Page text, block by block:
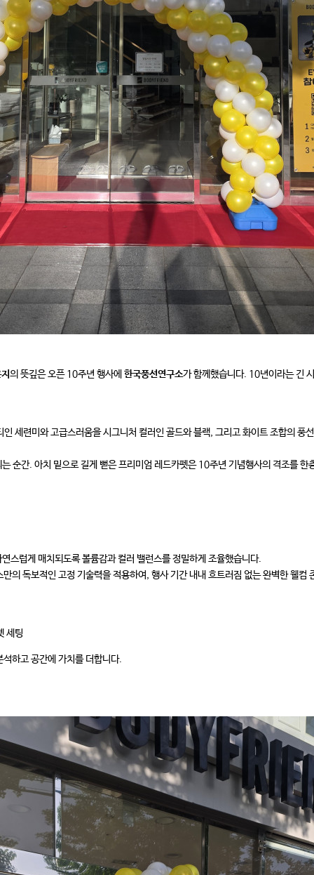
의 뜻깊은 오픈 10주년 행사에 한국풍선연구소가 함께했습니다. 10년이라는 긴
세련미와 고급스러움을 시그니처 컬러인 골드와 블랙, 그리고 화이트 조합의 풍
순간. 아치 밑으로 길게 뻗은 프리미엄 레드카펫은 10주년 기념행사의 격조를
스럽게 매치되도록 볼륨감과 컬러 밸런스를 정밀하게 조율했습니다.
의 독보적인 고정 기술력을 적용하여, 행사 기간 내내 흐트러짐 없는 완벽한 웰컴
세팅
하고 공간에 가치를 더합니다.